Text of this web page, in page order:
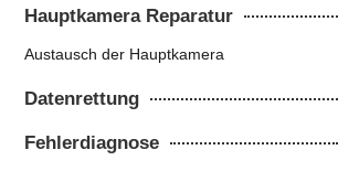
Hauptkamera Reparatur
Austausch der Hauptkamera
Datenrettung
Fehlerdiagnose